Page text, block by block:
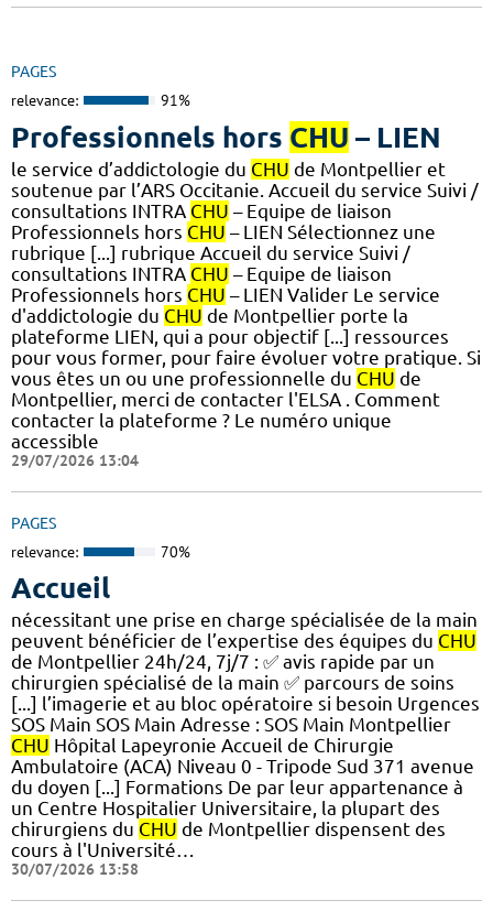
PAGES
relevance: 91%
Professionnels hors CHU – LIEN
le service d’addictologie du CHU de Montpellier et
soutenue par l’ARS Occitanie. Accueil du service Suivi /
consultations INTRA CHU – Equipe de liaison
Professionnels hors CHU – LIEN Sélectionnez une
rubrique [...] rubrique Accueil du service Suivi /
consultations INTRA CHU – Equipe de liaison
Professionnels hors CHU – LIEN Valider Le service
d'addictologie du CHU de Montpellier porte la
plateforme LIEN, qui a pour objectif [...] ressources
pour vous former, pour faire évoluer votre pratique. Si
vous êtes un ou une professionnelle du CHU de
Montpellier, merci de contacter l'ELSA . Comment
contacter la plateforme ? Le numéro unique
accessible
29/07/2026 13:04
PAGES
relevance: 70%
Accueil
nécessitant une prise en charge spécialisée de la main
peuvent bénéficier de l’expertise des équipes du CHU
de Montpellier 24h/24, 7j/7 : ✅ avis rapide par un
chirurgien spécialisé de la main ✅ parcours de soins
[...] l’imagerie et au bloc opératoire si besoin Urgences
SOS Main SOS Main Adresse : SOS Main Montpellier
CHU Hôpital Lapeyronie Accueil de Chirurgie
Ambulatoire (ACA) Niveau 0 - Tripode Sud 371 avenue
du doyen [...] Formations De par leur appartenance à
un Centre Hospitalier Universitaire, la plupart des
chirurgiens du CHU de Montpellier dispensent des
cours à l'Université…
30/07/2026 13:58